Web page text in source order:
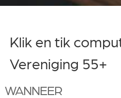
Klik en tik
Vereniging 55+
WANNEER